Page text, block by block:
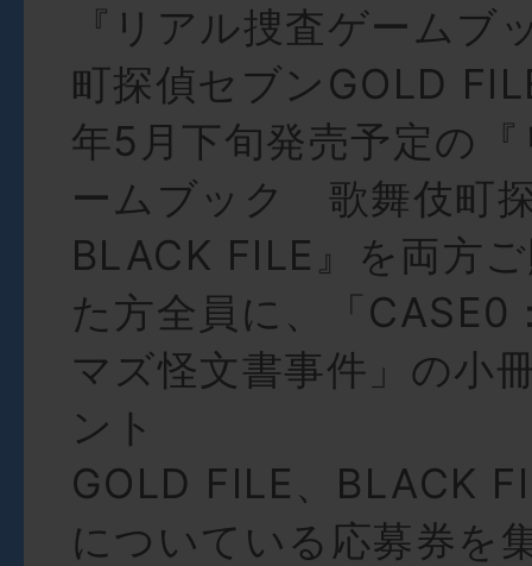
『リアル捜査ゲーム
町探偵セブンGOLD
年5月下旬発売予定の
ームブック 歌舞伎町
BLACK FILE』を両方
た方全員に、「CASE0
マズ怪文書事件」の小
ント
GOLD FILE、BLACK
についている応募券を